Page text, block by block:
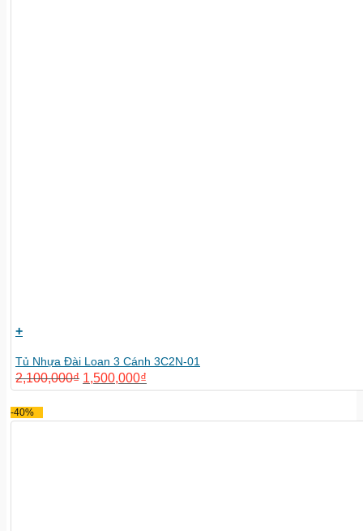
+
Tủ Nhựa Đài Loan 3 Cánh 3C2N-01
2,100,000₫ 1,500,000₫
-40%